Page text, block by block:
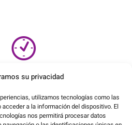
su privacidad
utilizamos tecnologías como las
a la información del dispositivo. El
nos permitirá procesar datos
de 09:00 a 13:00